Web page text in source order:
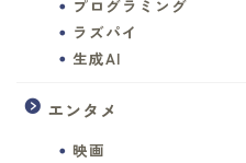
プログラミング
ラズパイ
生成AI
エンタメ
映画